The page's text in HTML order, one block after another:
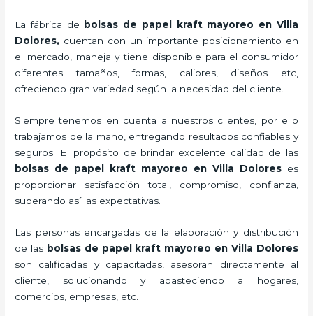
La fábrica de
bolsas de papel kraft mayoreo en Villa
Dolores, cuentan con un importante posicionamiento en
el mercado,
maneja y tiene disponible para el consumidor
diferentes tamaños, formas, calibres, diseños etc,
ofreciendo gran variedad según la necesidad del cliente.
Siempre tenemos en cuenta a nuestros clientes, por ello
trabajamos de la mano, entregando resultados confiables y
seguros. El propósito de brindar excelente calidad de las
bolsas de papel kraft mayoreo en Villa Dolores es
proporcionar satisfacción total, compromiso, confianza,
superando así las expectativas.
Las personas encargadas de la elaboración y distribución
de las bolsas de papel kraft mayoreo en Villa Dolores
son calificadas y capacitadas, asesoran directamente al
cliente, solucionando y abasteciendo a hogares,
comercios, empresas, etc.